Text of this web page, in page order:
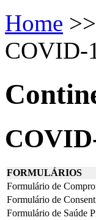
Home >>
COVID-
FORMULÁRIOS
Formulário de
Formulário de
Formulário de Saúde